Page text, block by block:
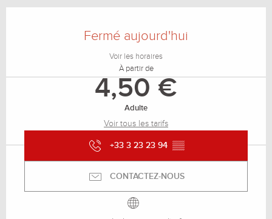
Fermé aujourd'hui
Voir les horaires
À partir de
4,50 €
Adulte
Voir tous les tarifs
+33 3 23 23 94 ▒▒
CONTACTEZ-NOUS